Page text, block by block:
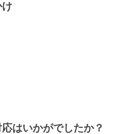
はいかがでしたか？